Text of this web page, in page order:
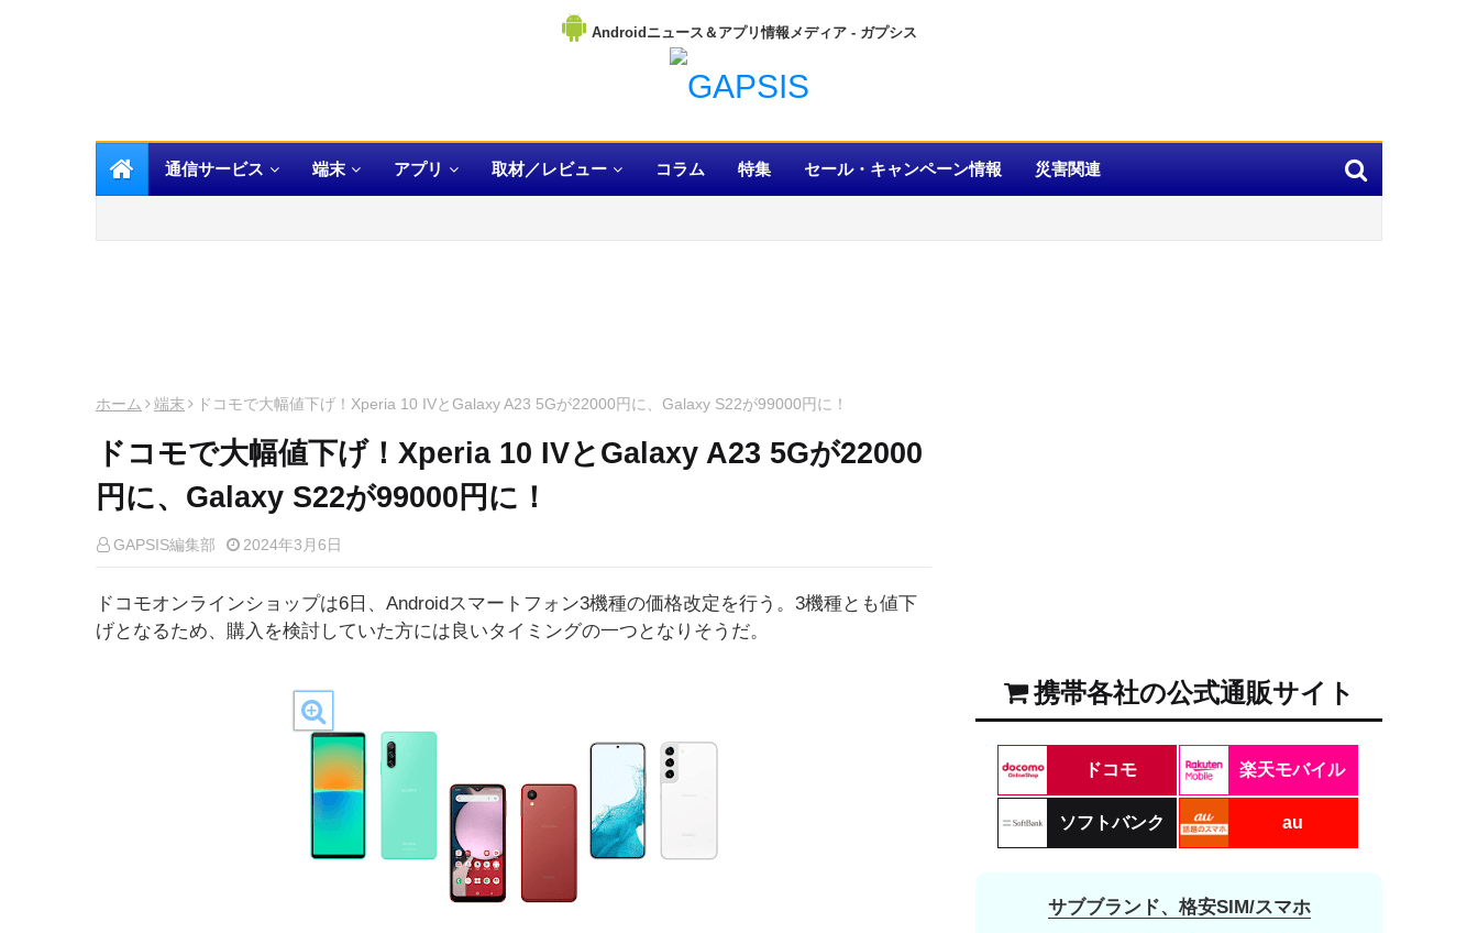
Androidニュース＆アプリ情報メディア
通信サービス 端末 アプリ 取材／レビュー コラム 特集 セール・キャンペーン情報 災害関連
ホーム 端末 ドコモで大幅値下げ！Xperia 10 IVとGalaxy A23 5Gが22000円に、Galaxy S22が99000円に！
ドコモで大幅値下げ！Xperia 10 IVとGalaxy A23 5Gが22000
円に、Galaxy S22が99000円に！
GAPSIS編集部 2024年3月6日
ドコモオンラインショップは6日、Androidスマートフォン3機種の価格改定を行う。3機種とも値下
げとなるため、購入を検討していた方には良いタイミングの一つとなりそうだ。
携帯各社の公式通販サイト
ドコモ 楽天モバイル
ソフトバンク au
サブブランド、格安SIM/スマホ